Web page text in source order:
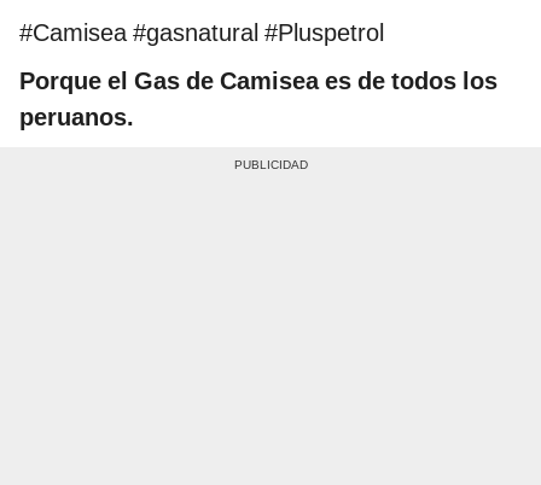
#Camisea #gasnatural #Pluspetrol
Porque el Gas de Camisea es de todos los
peruanos.